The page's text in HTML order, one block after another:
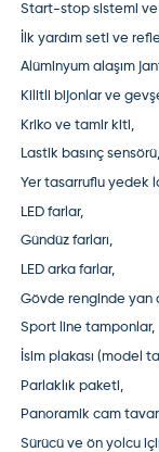
Start-stop sistemi ve
İlk yardım seti ve
Alüminyum alaşım
Kilitli bijonlar ve
Kriko ve tamir kiti,
Lastik basınç sensörü,
Yer tasarruflu yedek
LED farlar,
Gündüz farları,
LED arka farlar,
Gövde renginde yan
Sport line tamponlar,
İsim plakası (model
Parlaklık paketi,
Panoramik cam
Sürücü ve ön yolcu